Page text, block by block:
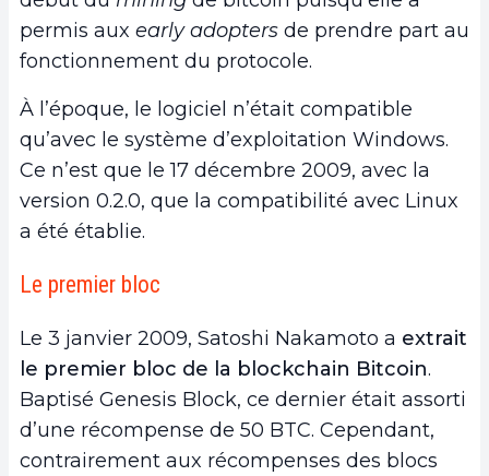
permis aux early adopters de prendre part au
fonctionnement du protocole.
À l’époque, le logiciel n’était compatible
qu’avec le système d’exploitation Windows.
Ce n’est que le 17 décembre 2009, avec la
version 0.2.0, que la compatibilité avec Linux
a été établie.
Le premier bloc
Le 3 janvier 2009, Satoshi Nakamoto a extrait
le premier bloc de la blockchain Bitcoin.
Baptisé Genesis Block, ce dernier était assorti
d’une récompense de 50 BTC. Cependant,
contrairement aux récompenses des blocs